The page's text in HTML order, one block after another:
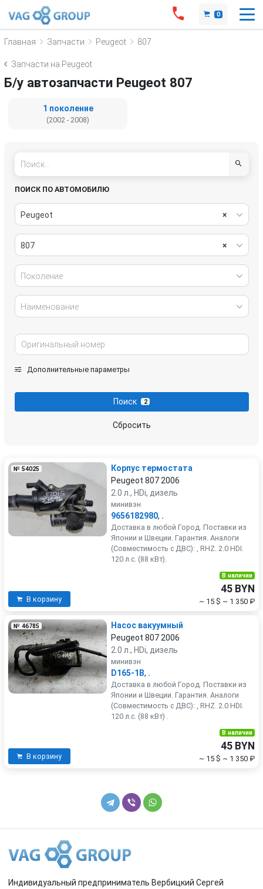
0
Главная Запчасти Peugeot 807
Запчасти на Peugeot
Б/у автозапчасти Peugeot 807
1 поколение
(2002 - 2008)
ПОИСК ПО АВТОМОБИЛЮ
×
Peugeot
×
807
Поколение
Наименование
Дополнительные параметры
Поиск 2
Сбросить
№ 54025
Корпус термостата
Peugeot 807 2006
2.0 л., HDi, дизель
минивэн
9656182980, .
Доставка в любой Город. Поставки из
Японии и Швеции. Гарантия. Аналоги
(Совместимость с ДВС): , RHZ. 2.0 HDI.
120 л.с. (88 кВт).
В корзину
В наличии
45 BYN
~ 15 $ ~ 1 350 ₽
№ 46785
Насос вакуумный
Peugeot 807 2006
2.0 л., HDi, дизель
минивэн
D165-1B, .
Доставка в любой Город. Поставки из
Японии и Швеции. Гарантия. Аналоги
(Совместимость с ДВС): , RHZ. 2.0 HDI.
120 л.с. (88 кВт) .
В корзину
В наличии
45 BYN
~ 15 $ ~ 1 350 ₽
Индивидуальный предприниматель Вербицкий Сергей